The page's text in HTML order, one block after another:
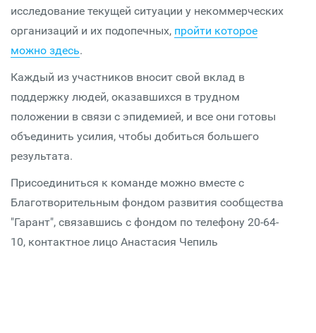
исследование текущей ситуации у некоммерческих
организаций и их подопечных, пройти которое
можно здесь.
Каждый из участников вносит свой вклад в
поддержку людей, оказавшихся в трудном
положении в связи с эпидемией, и все они готовы
объединить усилия, чтобы добиться большего
результата.
Присоединиться к команде можно вместе с
Благотворительным фондом развития сообщества
"Гарант", связавшись с фондом по телефону 20-64-
10, контактное лицо Анастасия Чепиль